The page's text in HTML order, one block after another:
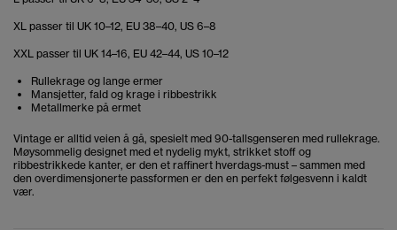
XL passer til UK 10–12, EU 38–40, US 6–8
XXL passer til UK 14–16, EU 42–44, US 10–12
Rullekrage og lange ermer
Mansjetter, fald og krage i ribbestrikk
Metallmerke på ermet
Vintage er alltid veien å gå, spesielt med 90-tallsgenseren med rullekrage.
Møysommelig designet med et nydelig mykt, strikket stoff og
ribbestrikkede kanter, er den et raffinert hverdags-must – sammen med
den overdimensjonerte passformen er den en perfekt følgesvenn i kaldt
vær.